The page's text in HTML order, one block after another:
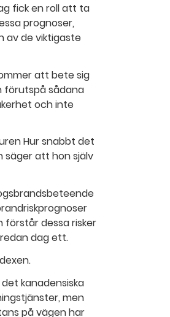
fick en roll att ta
prognoser,
av de viktigaste
att bete sig
förutspå sådana
och inte
Hur snabbt det
säger att hon själv
förstår dessa risker
dag ett.
kanadensiska
men
på vägen har